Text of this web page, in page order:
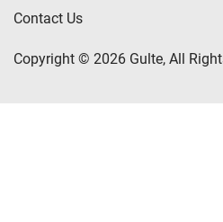
Contact Us
Copyright © 2026 Gulte, All